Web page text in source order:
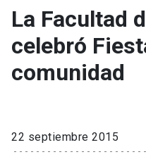
Facultades, escuelas e
institutos
Investigación
Extensión
La Facultad
celebró
comunidad
22 septiembre 2015